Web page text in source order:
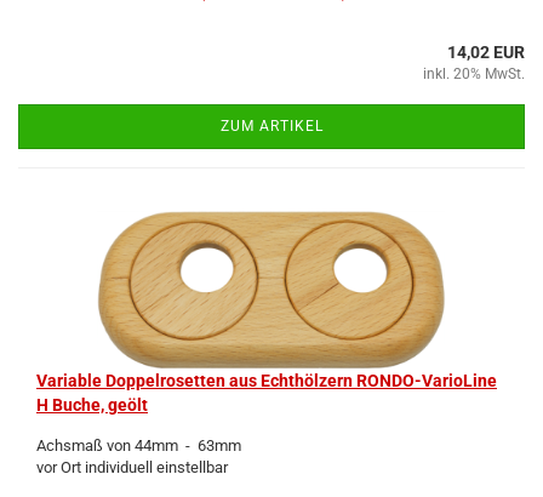
14,02 EUR
inkl. 20% MwSt.
ZUM ARTIKEL
Va­ria­ble Dop­pel­ro­set­ten aus Echt­höl­zern RONDO-​​Va­rio­Li­ne
H Buche, geölt
Achs­maß von 44mm - 63mm
vor Ort in­di­vi­du­ell ein­stell­bar